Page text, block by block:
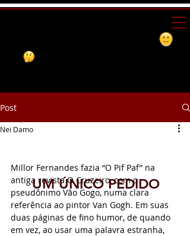
Post
Nei Damo
Millor Fernandes fazia “O Pif Paf” na
antiga revista O Cruzeiro, com o
pseudônimo Vão Gogo, numa clara
referência ao pintor Van Gogh. Em suas
duas páginas de fino humor, de quando
em vez, ao usar uma palavra estranha,
UM ÚNICO PEDIDO